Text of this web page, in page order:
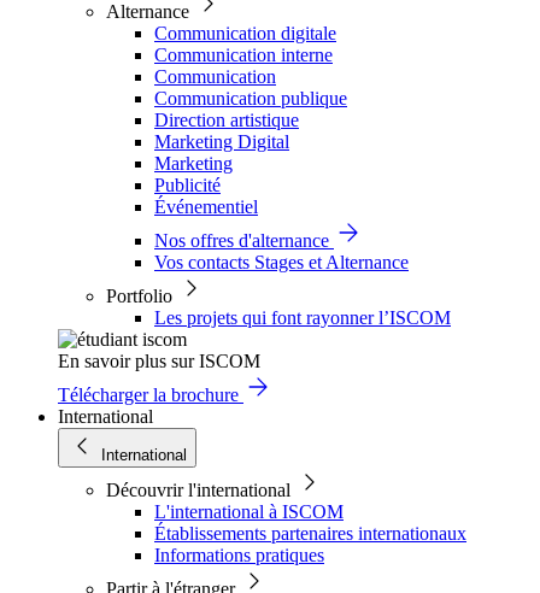
Alternance
Communication digitale
Communication interne
Communication
Communication publique
Direction artistique
Marketing Digital
Marketing
Publicité
Événementiel
Nos offres d'alternance
Vos contacts Stages et Alternance
Portfolio
Les projets qui font rayonner l’ISCOM
En savoir plus sur ISCOM
Télécharger la brochure
International
International
Découvrir l'international
L'international à ISCOM
Établissements partenaires internationaux
Informations pratiques
Partir à l'étranger